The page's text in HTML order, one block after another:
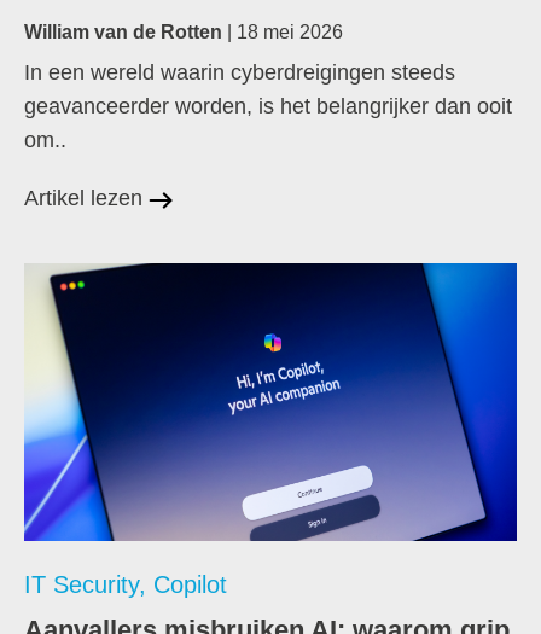
William van de Rotten | 18 mei 2026
In een wereld waarin cyberdreigingen steeds
geavanceerder worden, is het belangrijker dan ooit
om..
Artikel lezen
IT Security, Copilot